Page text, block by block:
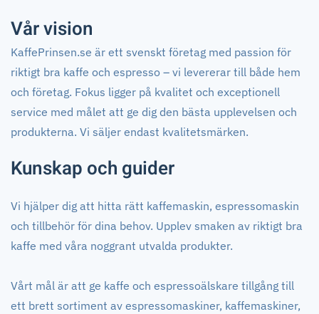
Vår vision
KaffePrinsen.se är ett svenskt företag med passion för
riktigt bra kaffe och espresso – vi levererar till både hem
och företag. Fokus ligger på kvalitet och exceptionell
service med målet att ge dig den bästa upplevelsen och
produkterna. Vi säljer endast kvalitetsmärken.
Kunskap och guider
Vi hjälper dig att hitta rätt kaffemaskin, espressomaskin
och tillbehör för dina behov. Upplev smaken av riktigt bra
kaffe med våra noggrant utvalda produkter.
Vårt mål är att ge kaffe och espressoälskare tillgång till
ett brett sortiment av espressomaskiner, kaffemaskiner,